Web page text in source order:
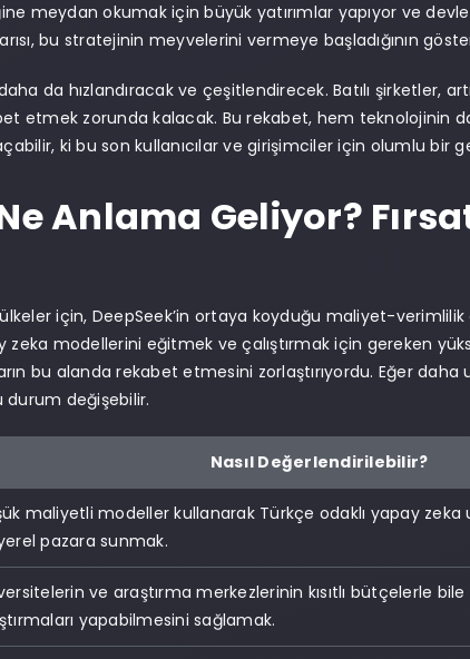
meydan okumak için büyük yatırımlar yapıyor ve
bu stratejinin meyvelerini vermeye başladığının
da hızlandıracak ve çeşitlendirecek. Batılı şirketler,
etmek zorunda kalacak. Bu rekabet, hem teknolojinin
ki bu son kullanıcılar ve girişimciler için olumlu bir
Anlama Geliyor?
için, DeepSeek’in ortaya koyduğu maliyet-verimlilik
zeka modellerini eğitmek ve çalıştırmak için gereken
bu alanda rekabet etmesini zorlaştırıyordu. Eğer daha
durum değişebilir.
Nasıl Değerlendirilebilir?
maliyetli modeller kullanarak Türkçe odaklı yapay zeka
pazara sunmak.
ve araştırma merkezlerinin kısıtlı bütçelerle bile
yapabilmesini sağlamak.